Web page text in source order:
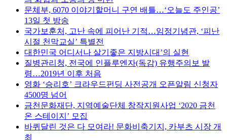
문체부, 6070 이야기할머니 구연 배틀…‘오늘도 주인공’
13일 첫 방송
국가보훈처, 고난 속에 피어난 기적…임정기념관, ‘피난
시절 천막교실’ 특별전
대한민국 어디서나 살기좋은 지방시대’의 실현
질병관리청, 전국에 인플루엔자(독감) 유행주의보 발
령…2019년 이후 처음
영화 ‘승리호’ 크라우드펀딩 사전공개 오픈알림 신청자
4500명 넘어
금천문화재단, 지역예술단체 창작지원사업 ‘2020 금천
온 스테이지’ 모집
바퀴달린 것은 다 모여라! 문화비축기지, 카부츠 시장 개
최